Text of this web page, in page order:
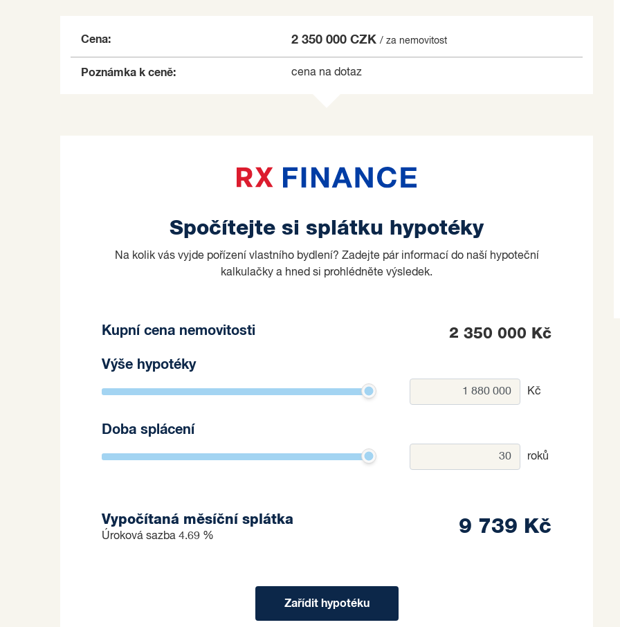
Cena: 2 350 000 CZK/ za nemovitost
Poznámka k ceně: cena na dotaz
Spočítejte si splátku hypotéky
Na kolik vás vyjde pořízení vlastního bydlení? Zadejte pár informací do naší hypoteční
kalkulačky a hned si prohlédněte výsledek.
Kupní cena nemovitosti 2 350 000 Kč
Výše hypotéky
Kč
Doba splácení
roků
Vypočítaná měsíční splátka
Úroková sazba 4.69 % 9 739 Kč
Zařídit hypotéku